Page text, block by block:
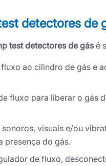
detectores de
test detectores de gásé
ao cilindro de gás e
fluxo para liberar o gás
visuais e/ou
presença do gás.
de fluxo,